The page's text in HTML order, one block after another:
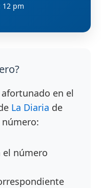
12 pm
en el
La Diaria de
número:
número